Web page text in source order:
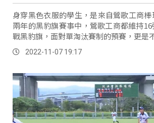
身穿黑色衣服的學生，是來自鶯歌工商
兩年的黑豹旗賽事中，鶯歌工商都維持
戰黑豹旗，面對單淘汰賽制的預賽，更是
2022-11-07 19:17